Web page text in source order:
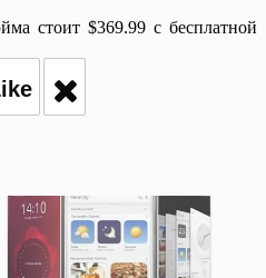
стоит $369.99 с бесплатной